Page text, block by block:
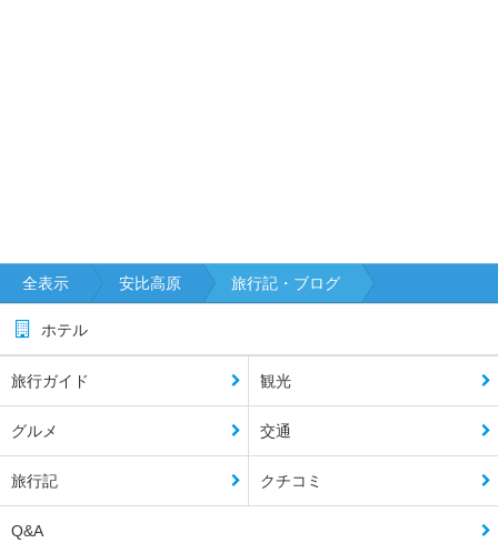
全表示 安比高原 旅行記・ブログ
ホテル
旅行ガイド 観光
グルメ 交通
旅行記 クチコミ
Q&A